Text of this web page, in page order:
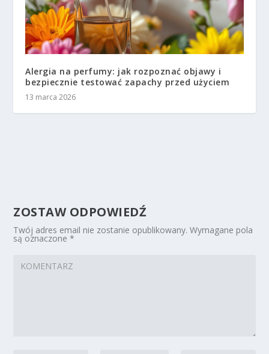
Alergia na perfumy: jak rozpoznać objawy i
bezpiecznie testować zapachy przed użyciem
13 marca 2026
ZOSTAW ODPOWIEDŹ
Twój adres email nie zostanie opublikowany. Wymagane pola
są oznaczone*